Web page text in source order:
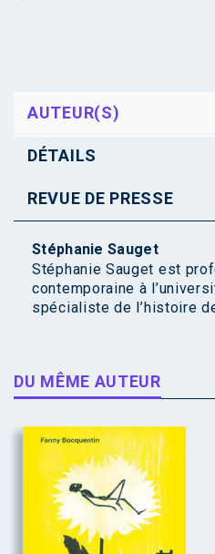
AUTEUR(S)
DÉTAILS
REVUE DE PRESSE
Stéphanie Sauget
Stéphanie Sauget est
contemporaine à
spécialiste de l’histoire
DU MÊME AUTEUR